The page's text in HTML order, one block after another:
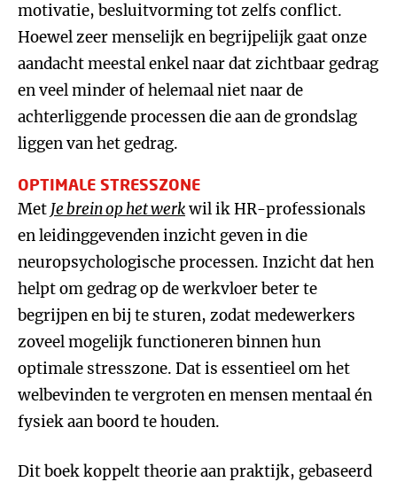
motivatie, besluitvorming tot zelfs conflict.
Hoewel zeer menselijk en begrijpelijk gaat onze
aandacht meestal enkel naar dat zichtbaar gedrag
en veel minder of helemaal niet naar de
achterliggende processen die aan de grondslag
liggen van het gedrag.
OPTIMALE STRESSZONE
Met Je brein op het werkwil ik HR-professionals
en leidinggevenden inzicht geven in die
neuropsychologische processen. Inzicht dat hen
helpt om gedrag op de werkvloer beter te
begrijpen en bij te sturen, zodat medewerkers
zoveel mogelijk functioneren binnen hun
optimale stresszone. Dat is essentieel om het
welbevinden te vergroten en mensen mentaal én
fysiek aan boord te houden.
Dit boek koppelt theorie aan praktijk, gebaseerd